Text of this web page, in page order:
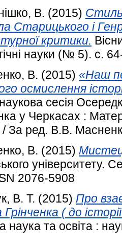
В. (2015)
Старицького і
критики.
науки (№ 5). с.
В. (2015) «Наш
осмислення
сесія
у Черкасах :
/ За ред. В.В.
В. (2015)
університету.
2076-5908
В. Т. (2015) Про
( до
наука та освіта :